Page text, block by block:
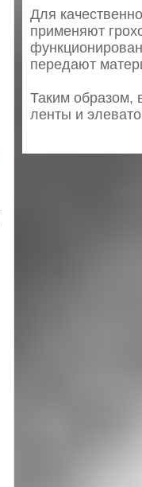
Для
применяют
передают
Таким образом,
ленты и